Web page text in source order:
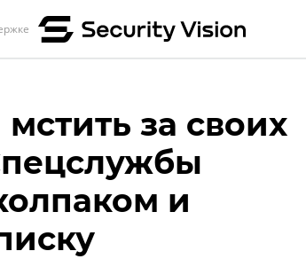
за своих
и